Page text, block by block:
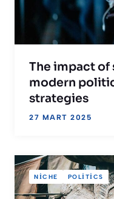
The impact of
modern
strategies
27 MART 2025
NICHE POLITICS